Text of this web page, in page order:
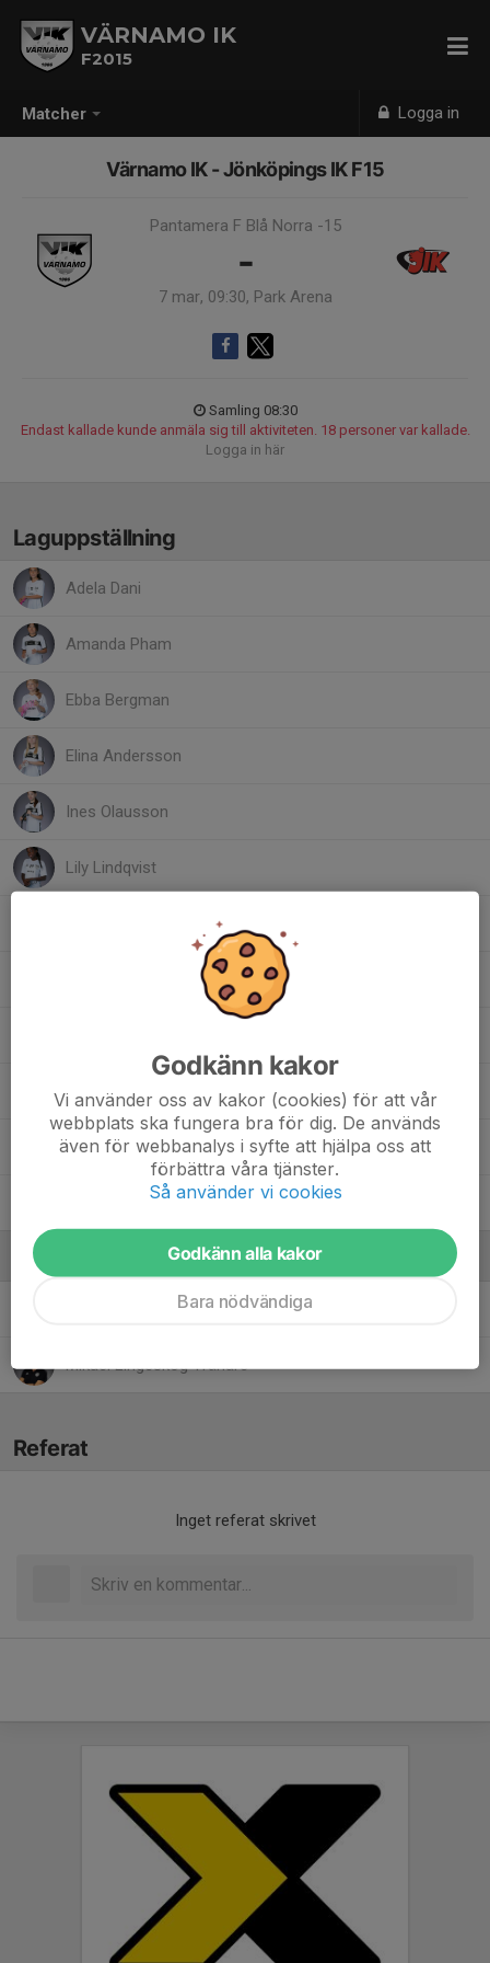
Matcher Logga in
VÄRNAMO IK
F2015
Värnamo IK - Jönköpings IK F15
Pantamera F Blå Norra -15
-
7 mar, 09:30, Park Arena
Samling 08:30
Endast kallade kunde anmäla sig till aktiviteten. 18 personer var kallade.
Logga in här
Laguppställning
Adela Dani
Amanda Pham
Ebba Bergman
Elina Andersson
Ines Olausson
Lily Lindqvist
Lova Kroon Bosevik
Matilda Castillo
Signe Alkemark
Wilma Persson
Ledare
Jesper Henningsson Tränare
Mikael LingeskogTränare
Referat
Inget referat skrivet
Godkänn kakor
Vi använder oss av kakor (cookies) för att vår
webbplats ska fungera bra för dig. De används
även för webbanalys i syfte att hjälpa oss att
förbättra våra tjänster.
Så använder vi cookies
Godkänn alla kakor
Bara nödvändiga